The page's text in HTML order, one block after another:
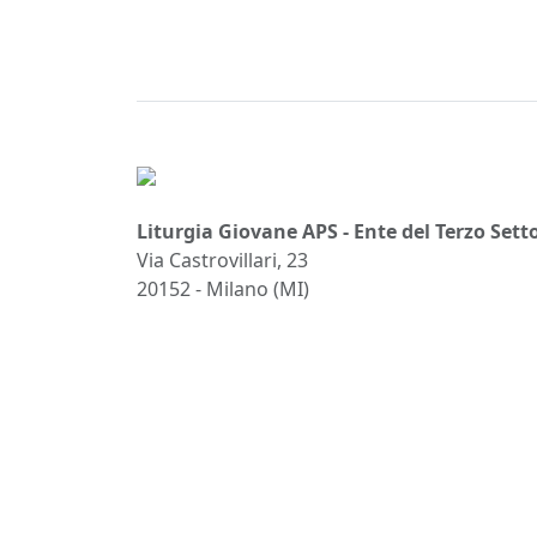
Liturgia Giovane APS - Ente del Terzo
Via Castrovillari, 23
20152 - Milano (MI)